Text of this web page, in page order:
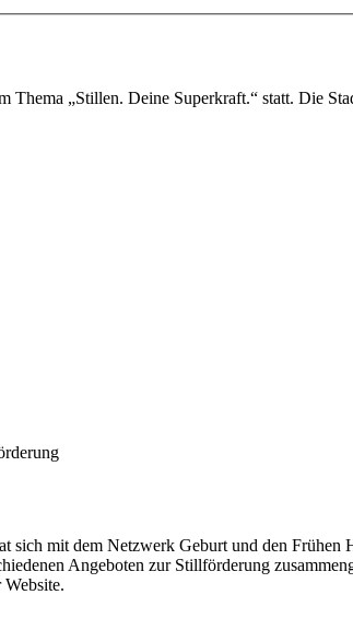
Thema „Stillen. Deine Superkraft.“ statt. Die
sich mit dem Netzwerk Geburt und den
Angeboten zur Stillförderung